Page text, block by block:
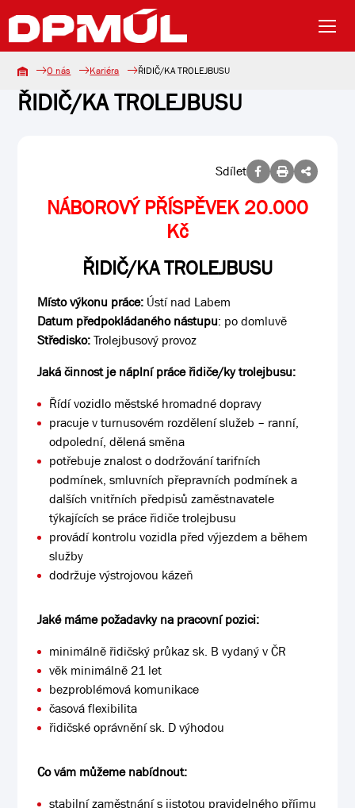
O nás Kariéra ŘIDIČ/KA TROLEJBUSU
ŘIDIČ/KA TROLEJBUSU
Sdílet
NÁBOROVÝ PŘÍSPĚVEK 20.000
Kč
ŘIDIČ/KA TROLEJBUSU
Místo výkonu práce: Ústí nad Labem
Datum předpokládaného nástupu: po domluvě
Středisko:Trolejbusový provoz
Jaká činnost je náplní práce řidiče/ky trolejbusu:
Řídí vozidlo městské hromadné dopravy
pracuje v turnusovém rozdělení služeb – ranní,
odpolední, dělená směna
potřebuje znalost o dodržování tarifních
podmínek, smluvních přepravních podmínek a
dalších vnitřních předpisů zaměstnavatele
týkajících se práce řidiče trolejbusu
provádí kontrolu vozidla před výjezdem a během
služby
dodržuje výstrojovou kázeň
Jaké máme požadavky na pracovní pozici:
minimálně řidičský průkaz sk. B vydaný v ČR
věk minimálně 21 let
bezproblémová komunikace
časová flexibilita
řidičské oprávnění sk. D výhodou
Co vám můžeme nabídnout:
stabilní zaměstnání s jistotou pravidelného příjmu